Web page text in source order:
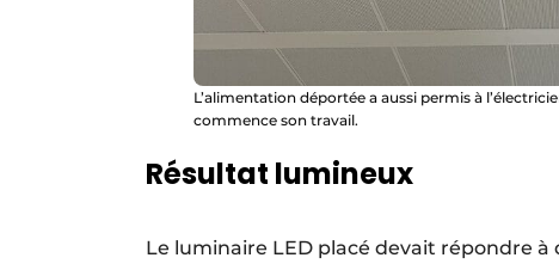
L’alimentation déportée a aussi permis à
commence son travail.
Résultat lumineux
Le luminaire LED placé devait répondre à